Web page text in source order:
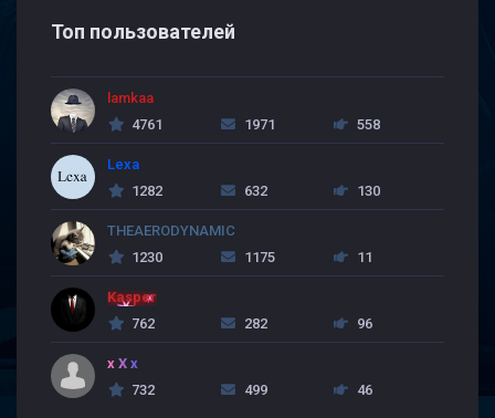
Топ пользователей
lamkaa
4761
1971 558
Lexa
1282
632 130
THEAERODYNAMIC
1230
1175 11
Kasper
762
282 96
x X x
732
499 46